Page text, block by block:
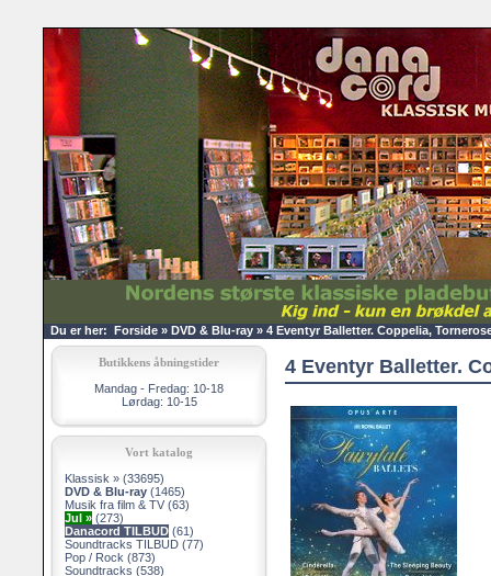
Du er her: Forside » DVD & Blu-ray » 4 Eventyr Balletter. Coppelia,
Butikkens åbningstider
Mandag - Fredag: 10-18
Lørdag: 10-15
Vort katalog
Klassisk » (33695)
DVD & Blu-ray (1465)
Musik fra film & TV (63)
Jul » (273)
Danacord TILBUD (61)
Soundtracks TILBUD (77)
Pop / Rock (873)
Soundtracks (538)
4 Eventyr Balletter.